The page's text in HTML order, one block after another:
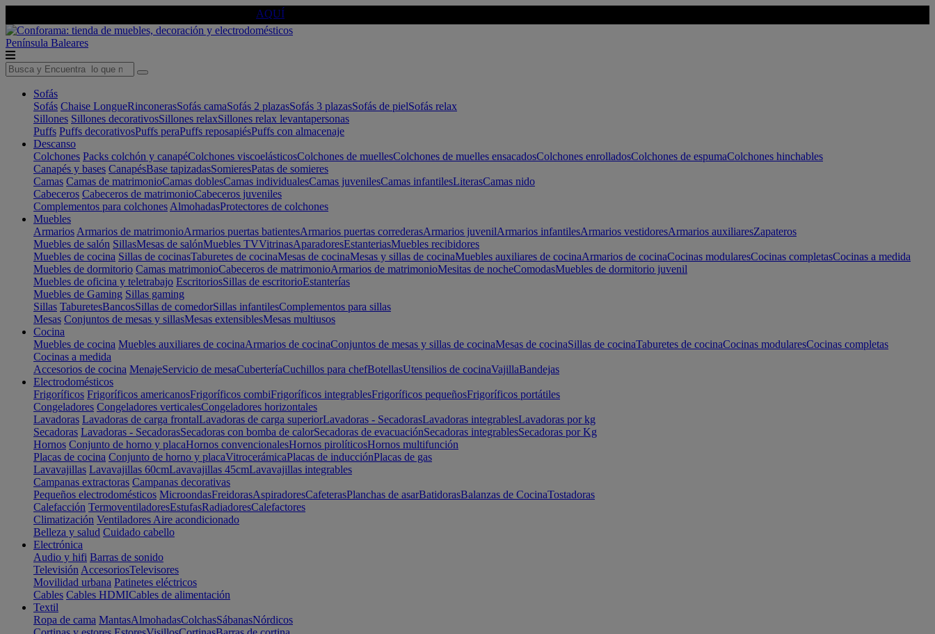
AQUÍ
Península Baleares
Sofás
Sofás Chaise LongueRinconerasSofás camaSofás 2 plazasSofás 3 plazasSofás de pielSofás relax
Sillones Sillones decorativosSillones relaxSillones relax levantapersonas
Puffs Puffs decorativosPuffs peraPuffs reposapiésPuffs con almacenaje
Descanso
Colchones Packs colchón y canapéColchones viscoelásticosColchones de muellesColchones de muelles ensacadosColchones enrolladosColchones de espumaColchones hinchables
Canapés y bases CanapésBase tapizadasSomieresPatas de somieres
Camas Camas de matrimonioCamas doblesCamas individualesCamas juvenilesCamas infantilesLiterasCamas nido
Cabeceros Cabeceros de matrimonioCabeceros juveniles
Complementos para colchones AlmohadasProtectores de colchones
Muebles
Armarios Armarios de matrimonioArmarios puertas batientesArmarios puertas correderasArmarios juvenilArmarios infantilesArmarios vestidoresArmarios auxiliaresZapateros
Muebles de salón SillasMesas de salónMuebles TVVitrinasAparadoresEstanteriasMuebles recibidores
Muebles de cocina Sillas de cocinasTaburetes de cocinaMesas de cocinaMesas y sillas de cocinaMuebles auxiliares de cocinaArmarios de cocinaCocinas modularesCocinas completasCocinas a medida
Muebles de dormitorio Camas matrimonioCabeceros de matrimonioArmarios de matrimonioMesitas de nocheComodasMuebles de dormitorio juvenil
Muebles de oficina y teletrabajo EscritoriosSillas de escritorioEstanterías
Muebles de Gaming Sillas gaming
Sillas TaburetesBancosSillas de comedorSillas infantilesComplementos para sillas
Mesas Conjuntos de mesas y sillasMesas extensiblesMesas multiusos
Cocina
Muebles de cocina Muebles auxiliares de cocinaArmarios de cocinaConjuntos de mesas y sillas de cocinaMesas de cocinaSillas de cocinaTaburetes de cocinaCocinas modularesCocinas completas
Cocinas a medida
Accesorios de cocina MenajeServicio de mesaCuberteríaCuchillos para chefBotellasUtensilios de cocinaVajillaBandejas
Electrodomésticos
Frigoríficos Frigoríficos americanosFrigoríficos combiFrigoríficos integrablesFrigoríficos pequeñosFrigoríficos portátiles
Congeladores Congeladores verticalesCongeladores horizontales
Lavadoras Lavadoras de carga frontalLavadoras de carga superiorLavadoras - SecadorasLavadoras integrablesLavadoras por kg
Secadoras Lavadoras - SecadorasSecadoras con bomba de calorSecadoras de evacuaciónSecadoras integrablesSecadoras por Kg
Hornos Conjunto de horno y placaHornos convencionalesHornos pirolíticosHornos multifunción
Placas de cocina Conjunto de horno y placaVitrocerámicaPlacas de inducciónPlacas de gas
Lavavajillas Lavavajillas 60cmLavavajillas 45cmLavavajillas integrables
Campanas extractoras Campanas decorativas
Pequeños electrodomésticos MicroondasFreidorasAspiradoresCafeterasPlanchas de asarBatidorasBalanzas de CocinaTostadoras
Calefacción TermoventiladoresEstufasRadiadoresCalefactores
Climatización Ventiladores Aire acondicionado
Belleza y salud Cuidado cabello
Electrónica
Audio y hifi Barras de sonido
Televisión AccesoriosTelevisores
Movilidad urbana Patinetes eléctricos
Cables Cables HDMICables de alimentación
Textil
Ropa de cama MantasAlmohadasColchasSábanasNórdicos